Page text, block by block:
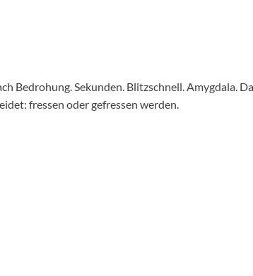
Bedrohung. Sekunden. Blitzschnell. Amygdala.
fressen oder gefressen werden.